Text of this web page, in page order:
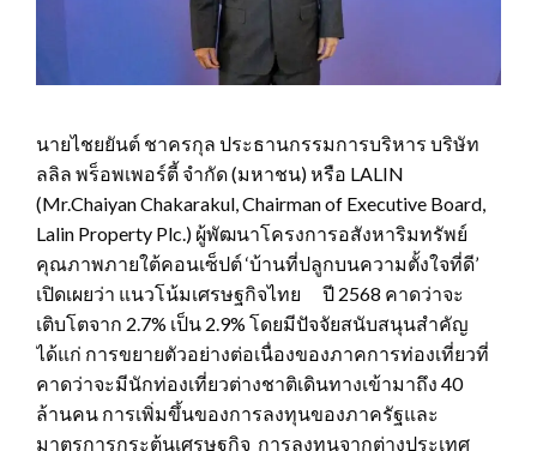
นายไชยยันต์ ชาครกุล ประธานกรรมการบริหาร บริษัท
ลลิล พร็อพเพอร์ตี้ จำกัด (มหาชน) หรือ LALIN
(Mr.Chaiyan Chakarakul, Chairman of Executive Board,
Lalin Property Plc.) ผู้พัฒนาโครงการอสังหาริมทรัพย์
คุณภาพภายใต้คอนเซ็ปต์ ‘บ้านที่ปลูกบนความตั้งใจที่ดี’
เปิดเผยว่า แนวโน้มเศรษฐกิจไทย ปี 2568 คาดว่าจะ
เติบโตจาก 2.7% เป็น 2.9% โดยมีปัจจัยสนับสนุนสำคัญ
ได้แก่ การขยายตัวอย่างต่อเนื่องของภาคการท่องเที่ยวที่
คาดว่าจะมีนักท่องเที่ยวต่างชาติเดินทางเข้ามาถึง 40
ล้านคน การเพิ่มขึ้นของการลงทุนของภาครัฐและ
มาตรการกระตุ้นเศรษฐกิจ การลงทุนจากต่างประเทศ